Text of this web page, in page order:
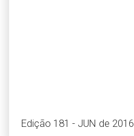
Edição 181 - JUN de 2016